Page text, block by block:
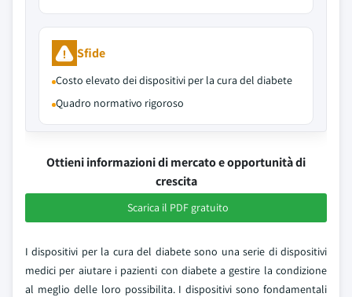
Sfide
Costo elevato dei dispositivi per la cura del diabete
Quadro normativo rigoroso
Ottieni informazioni di mercato e opportunità di
crescita
Scarica il PDF gratuito
I dispositivi per la cura del diabete sono una serie di dispositivi
medici per aiutare i pazienti con diabete a gestire la condizione
al meglio delle loro possibilita. I dispositivi sono fondamentali